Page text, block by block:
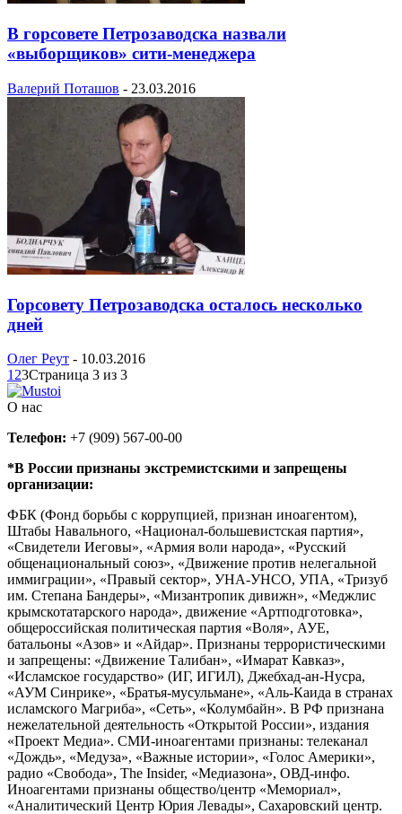
В горсовете Петрозаводска назвали
«выборщиков» сити-менеджера
Валерий Поташов - 23.03.2016
Горсовету Петрозаводска осталось несколько
дней
Олег Реут - 10.03.2016
1 23Страница 3 из 3
О нас
Телефон: +7 (909) 567-00-00
*В России признаны экстремистскими и запрещены
организации:
ФБК (Фонд борьбы с коррупцией, признан иноагентом),
Штабы Навального, «Национал-большевистская партия»,
«Свидетели Иеговы», «Армия воли народа», «Русский
общенациональный союз», «Движение против нелегальной
иммиграции», «Правый сектор», УНА-УНСО, УПА, «Тризуб
им. Степана Бандеры», «Мизантропик дивижн», «Меджлис
крымскотатарского народа», движение «Артподготовка»,
общероссийская политическая партия «Воля», АУЕ,
батальоны «Азов» и «Айдар». Признаны террористическими
и запрещены: «Движение Талибан», «Имарат Кавказ»,
«Исламское государство» (ИГ, ИГИЛ), Джебхад-ан-Нусра,
«АУМ Синрике», «Братья-мусульмане», «Аль-Каида в странах
исламского Магриба», «Сеть», «Колумбайн». В РФ признана
нежелательной деятельность «Открытой России», издания
«Проект Медиа». СМИ-иноагентами признаны: телеканал
«Дождь», «Медуза», «Важные истории», «Голос Америки»,
радио «Свобода», The Insider, «Медиазона», ОВД-инфо.
Иноагентами признаны общество/центр «Мемориал»,
«Аналитический Центр Юрия Левады», Сахаровский центр.